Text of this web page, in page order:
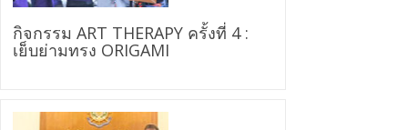
กิจกรรม ART THERAPY ครั้งที่ 4 :
เย็บย่ามทรง ORIGAMI